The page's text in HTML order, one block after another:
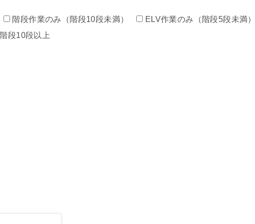
階段作業のみ（階段10段未満）
ELV作業のみ（階段5段未満
階段10段以上